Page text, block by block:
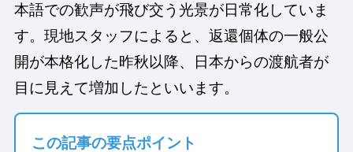
本語での歓声が飛び交う光景が日常化していま
す。現地スタッフによると、返還個体の一般公
開が本格化した昨秋以降、日本からの渡航者が
目に見えて増加したといいます。
この記事の要点ポイント